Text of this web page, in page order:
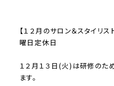
【１２月のサロン＆スタイリ
曜日定休日
１２月１３日(火)は研修のた
ます。